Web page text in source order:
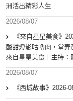
洲活出精彩人生
2026/08/07
《來自星星美食》
酸甜燈影咕嚕肉，堂弄
來自星星美食︱主持
2026/08/07
《西城故事》2026-